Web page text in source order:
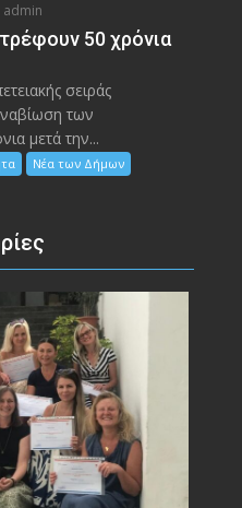
admin
50 χρόνια
σειράς
των
μετά την...
Νέα των Δήμων